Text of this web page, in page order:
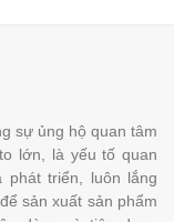
sự ủng hộ quan tâm
lớn, là yếu tố quan
triển, luôn lắng
sản xuất sản phẩm